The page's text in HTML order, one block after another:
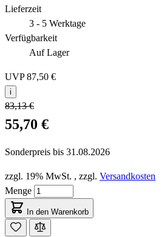
Lieferzeit
3 - 5 Werktage
Verfügbarkeit
Auf Lager
UVP87,50 €
i
83,13 €
55,70 €
Sonderpreis bis 31.08.2026
zzgl. 19% MwSt. , zzgl. Versandkosten
Menge
In den Warenkorb